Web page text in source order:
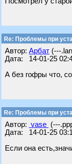
Re: Проблемы при
Автор: Арбат (---
Дата: 14-01-25
А без гофры что,
Re: Проблемы при
Автор: vase (---
Дата: 14-01-25
Если она